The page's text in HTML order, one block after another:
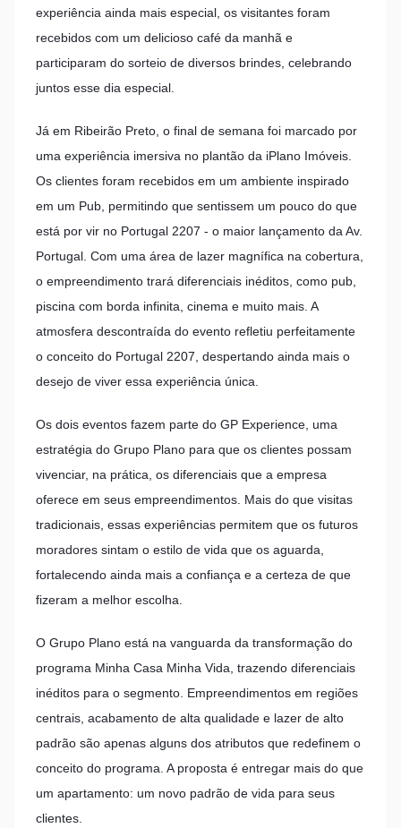
experiência ainda mais especial, os visitantes foram
recebidos com um delicioso café da manhã e
participaram do sorteio de diversos brindes, celebrando
juntos esse dia especial.
Já em Ribeirão Preto, o final de semana foi marcado por
uma experiência imersiva no plantão da iPlano Imóveis.
Os clientes foram recebidos em um ambiente inspirado
em um Pub, permitindo que sentissem um pouco do que
está por vir no Portugal 2207 - o maior lançamento da Av.
Portugal. Com uma área de lazer magnífica na cobertura,
o empreendimento trará diferenciais inéditos, como pub,
piscina com borda infinita, cinema e muito mais. A
atmosfera descontraída do evento refletiu perfeitamente
o conceito do Portugal 2207, despertando ainda mais o
desejo de viver essa experiência única.
Os dois eventos fazem parte do GP Experience, uma
estratégia do Grupo Plano para que os clientes possam
vivenciar, na prática, os diferenciais que a empresa
oferece em seus empreendimentos. Mais do que visitas
tradicionais, essas experiências permitem que os futuros
moradores sintam o estilo de vida que os aguarda,
fortalecendo ainda mais a confiança e a certeza de que
fizeram a melhor escolha.
O Grupo Plano está na vanguarda da transformação do
programa Minha Casa Minha Vida, trazendo diferenciais
inéditos para o segmento. Empreendimentos em regiões
centrais, acabamento de alta qualidade e lazer de alto
padrão são apenas alguns dos atributos que redefinem o
conceito do programa. A proposta é entregar mais do que
um apartamento: um novo padrão de vida para seus
clientes.